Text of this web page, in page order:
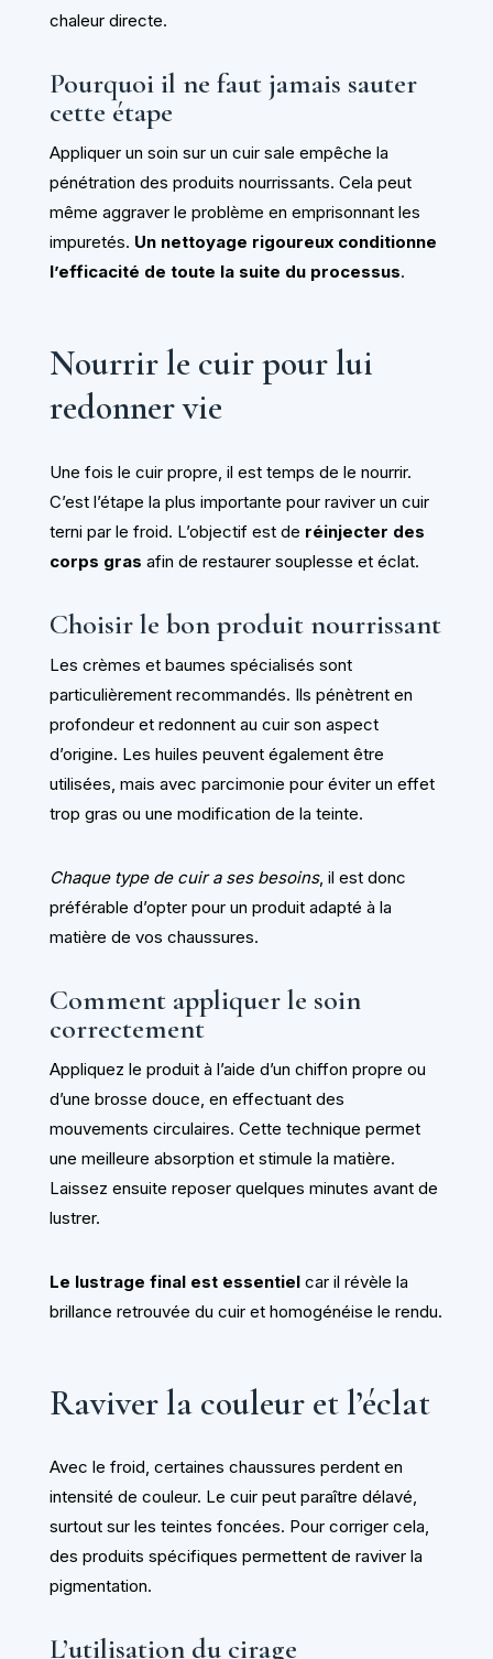
chaleur directe.
Pourquoi il ne faut jamais sauter
cette étape
Appliquer un soin sur un cuir sale empêche la
pénétration des produits nourrissants. Cela peut
même aggraver le problème en emprisonnant les
impuretés. Un nettoyage rigoureux conditionne
l’efficacité de toute la suite du processus.
Nourrir le cuir pour lui
redonner vie
Une fois le cuir propre, il est temps de le nourrir.
C’est l’étape la plus importante pour raviver un cuir
terni par le froid. L’objectif est de réinjecter des
corps gras afin de restaurer souplesse et éclat.
Choisir le bon produit nourrissant
Les crèmes et baumes spécialisés sont
particulièrement recommandés. Ils pénètrent en
profondeur et redonnent au cuir son aspect
d’origine. Les huiles peuvent également être
utilisées, mais avec parcimonie pour éviter un effet
trop gras ou une modification de la teinte.
Chaque type de cuir a ses besoins, il est donc
préférable d’opter pour un produit adapté à la
matière de vos chaussures.
Comment appliquer le soin
correctement
Appliquez le produit à l’aide d’un chiffon propre ou
d’une brosse douce, en effectuant des
mouvements circulaires. Cette technique permet
une meilleure absorption et stimule la matière.
Laissez ensuite reposer quelques minutes avant de
lustrer.
Le lustrage final est essentielcar il révèle la
brillance retrouvée du cuir et homogénéise le rendu.
Raviver la couleur et l’éclat
Avec le froid, certaines chaussures perdent en
intensité de couleur. Le cuir peut paraître délavé,
surtout sur les teintes foncées. Pour corriger cela,
des produits spécifiques permettent de raviver la
pigmentation.
L’utilisation du cirage